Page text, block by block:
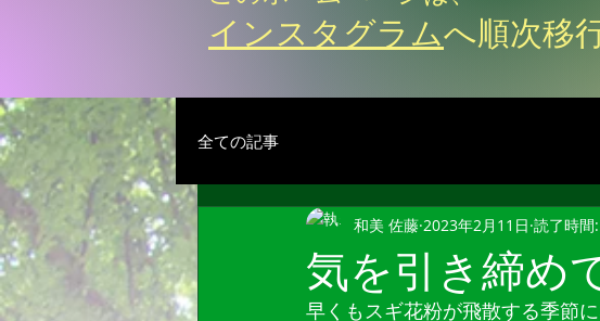
インスタグラムへ順次移
全ての記事
気を引き締め
和美 佐藤 2023年2月11日 読了時間
早くもスギ花粉が飛散する季節に